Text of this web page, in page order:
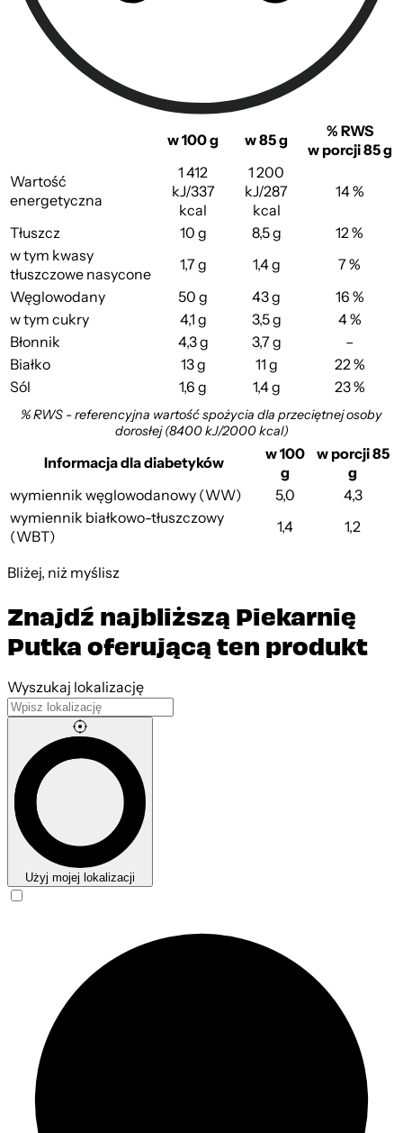
w 100 g w 85 g
% RWS
w porcji 85 g
Wartość
energetyczna
1 412
kJ/337
kcal
1 200
kJ/287
kcal
14 %
Tłuszcz 10 g 8,5 g
12 %
w tym kwasy
tłuszczowe nasycone
1,7 g 1,4 g
7 %
Węglowodany
50 g 43 g
16 %
w tym cukry
4,1 g 3,5 g
4 %
Błonnik
4,3 g 3,7 g
–
Białko
13 g 11 g
22 %
Sól
1,6 g 1,4 g 23 %
% RWS - referencyjna wartość spożycia dla przeciętnej osoby
dorosłej (8400 kJ/2000 kcal)
Informacja dla diabetyków
w 100
g
w porcji 85
g
wymiennik węglowodanowy (WW)
5,0
4,3
wymiennik białkowo-tłuszczowy
(WBT)
1,4 1,2
Bliżej, niż myślisz
Znajdź najbliższą Piekarnię
Putka oferującą ten produkt
Wyszukaj lokalizację
Użyj mojej lokalizacji